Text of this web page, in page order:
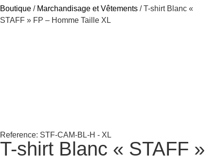
Boutique / Marchandisage et Vêtements / T-shirt Blanc «
STAFF » FP – Homme Taille XL
Reference: STF-CAM-BL-H - XL
T-shirt Blanc « STAFF »